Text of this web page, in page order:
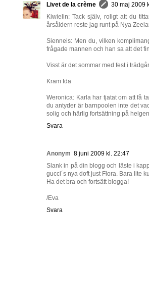
Livet de la crème
30 maj 2009
Kiwielin: Tack själv, roligt att du
årsåldern reste jag runt på Nya
Sienneis: Men du, vilken
frågade mannen och han sa att det
Visst är det sommar med fest i
Kram Ida
Weronica: Karla har tjatat om att få
du antyder är barnpoolen inte det
solig och härlig fortsättning på
Svara
Anonym 8 juni 2009 kl. 22:47
Slank in på din blogg och läste i
gucci´s nya doft just Flora. Bara lite
Ha det bra och fortsätt blogga!
/Eva
Svara